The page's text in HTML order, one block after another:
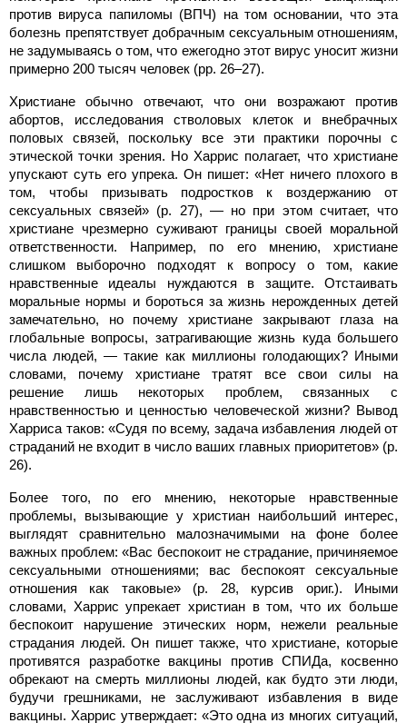
против вируса папиломы (ВПЧ) на том основании, что эта
болезнь препятствует добрачным сексуальным отношениям,
не задумываясь о том, что ежегодно этот вирус уносит жизни
примерно 200 тысяч человек (pp. 26–27).
Христиане обычно отвечают, что они возражают против
абортов, исследования стволовых клеток и внебрачных
половых связей, поскольку все эти практики порочны с
этической точки зрения. Но Харрис полагает, что христиане
упускают суть его упрека. Он пишет: «Нет ничего плохого в
том, чтобы призывать подростков к воздержанию от
сексуальных связей» (p. 27), — но при этом считает, что
христиане чрезмерно суживают границы своей моральной
ответственности. Например, по его мнению, христиане
слишком выборочно подходят к вопросу о том, какие
нравственные идеалы нуждаются в защите. Отстаивать
моральные нормы и бороться за жизнь нерожденных детей
замечательно, но почему христиане закрывают глаза на
глобальные вопросы, затрагивающие жизнь куда большего
числа людей, — такие как миллионы голодающих? Иными
словами, почему христиане тратят все свои силы на
решение лишь некоторых проблем, связанных с
нравственностью и ценностью человеческой жизни? Вывод
Харриса таков: «Судя по всему, задача избавления людей от
страданий не входит в число ваших главных приоритетов» (p.
26).
Более того, по его мнению, некоторые нравственные
проблемы, вызывающие у христиан наибольший интерес,
выглядят сравнительно малозначимыми на фоне более
важных проблем: «Вас беспокоит не страдание, причиняемое
сексуальными отношениями; вас беспокоят сексуальные
отношения как таковые» (p. 28, курсив ориг.). Иными
словами, Харрис упрекает христиан в том, что их больше
беспокоит нарушение этических норм, нежели реальные
страдания людей. Он пишет также, что христиане, которые
противятся разработке вакцины против СПИДа, косвенно
обрекают на смерть миллионы людей, как будто эти люди,
будучи грешниками, не заслуживают избавления в виде
вакцины. Харрис утверждает: «Это одна из многих ситуаций,